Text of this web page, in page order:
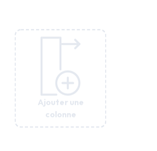
Ajouter une
colonne
Ajouter une
colonne
Ajouter une
colonne
Ajouter une
colonne
Ajouter une
colonne
Ajouter une
colonne